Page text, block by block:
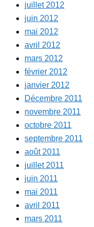
juillet 2012
juin 2012
mai 2012
avril 2012
mars 2012
février 2012
janvier 2012
Décembre 2011
novembre 2011
octobre 2011
septembre 2011
août 2011
juillet 2011
juin 2011
mai 2011
avril 2011
mars 2011